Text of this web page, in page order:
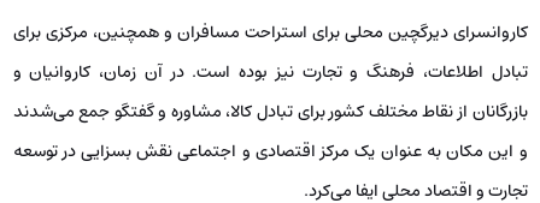
کاروانسرای دیرگچین محلی برای استراحت مسافران و همچنین، مرکزی برای
تبادل اطلاعات، فرهنگ و تجارت نیز بوده است. در آن زمان، کاروانیان و
بازرگانان از نقاط مختلف کشور برای تبادل کالا، مشاوره و گفتگو جمع می‌شدند
و این مکان به عنوان یک مرکز اقتصادی و اجتماعی نقش بسزایی در توسعه
تجارت و اقتصاد محلی ایفا می‌کرد.